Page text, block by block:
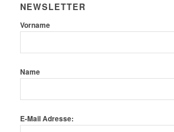
NEWSLETTER
Vorname
Name
E-Mail Adresse: